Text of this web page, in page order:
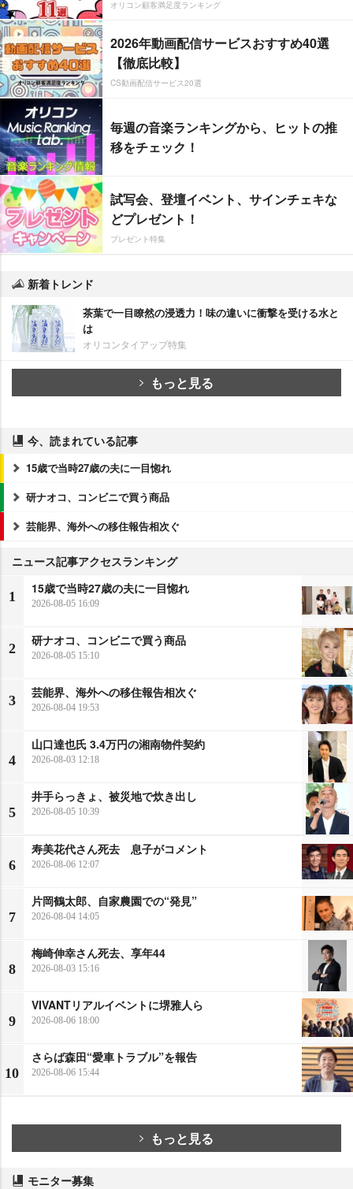
オリコン顧客満足度ランキング
2026年動画配信サービスおすすめ40選
【徹底比較】
CS動画配信サービス20選
毎週の音楽ランキングから、ヒットの推
移をチェック！
試写会、登壇イベント、サインチェキな
どプレゼント！
プレゼント特集
新着トレンド
茶葉で一目瞭然の浸透力！味の違いに衝撃を受ける水と
は
オリコンタイアップ特集
もっと見る
今、読まれている記事
15歳で当時27歳の夫に一目惚れ
研ナオコ、コンビニで買う商品
芸能界、海外への移住報告相次ぐ
ニュース記事アクセスランキング
1
15歳で当時27歳の夫に一目惚れ
2026-08-05 16:09
2
研ナオコ、コンビニで買う商品
2026-08-05 15:10
3
芸能界、海外への移住報告相次ぐ
2026-08-04 19:53
4
山口達也氏 3.4万円の湘南物件契約
2026-08-03 12:18
5
井手らっきょ、被災地で炊き出し
2026-08-05 10:39
6
寿美花代さん死去 息子がコメント
2026-08-06 12:07
7
片岡鶴太郎、自家農園での“発見”
2026-08-04 14:05
8
梅崎伸幸さん死去、享年44
2026-08-03 15:16
9
VIVANTリアルイベントに堺雅人ら
2026-08-06 18:00
10
さらば森田“愛車トラブル”を報告
2026-08-06 15:44
もっと見る
モニター募集